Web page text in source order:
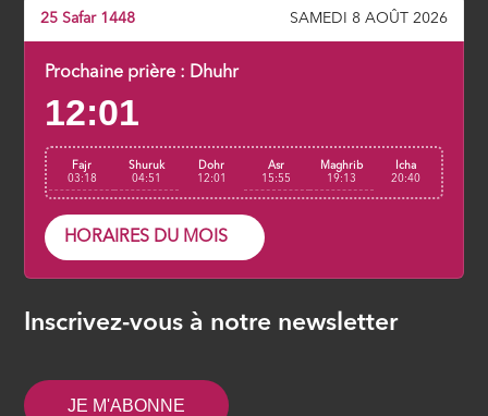
S’apprêter à la rencontre d’Allah
25 Safar 1448 SAMEDI 8 AOÛT 2026
Prochaine prière : Dhuhr
12:01
Fajr
03:18
Shuruk
04:51
Dohr
12:01
Asr
15:55
Maghrib
19:13
Icha
20:40
HORAIRES DU MOIS
Inscrivez-vous à notre newsletter
JE M'ABONNE